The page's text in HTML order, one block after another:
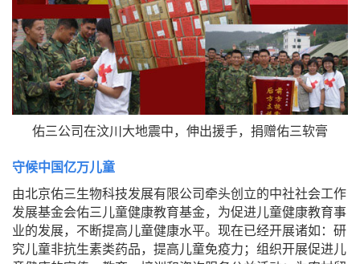
佑三公司在汶川大地震中，伸出援手，捐赠佑三软膏
守候中国亿万儿童
由北京佑三生物科技发展有限公司牵头创立的中社社会工作
发展基金会佑三儿童健康教育基金，为促进儿童健康教育事
业的发展，不断提高儿童健康水平。现在已经开展诸如：研
究儿童非抗生素类药品，提高儿童免疫力；组织开展促进儿